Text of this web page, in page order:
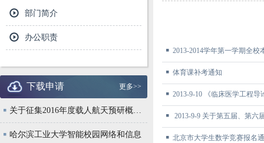
部门简介
办公职责
下载申请 更多>>
关于征集2016年度载人航天预研概念创新
哈尔滨工业大学智能校园网络和信息
2013-2014学年第一学期全校
体育课补考通知
2013-9-10 《临床医学工程
2013-9-9 关于第五届、第六
北京市大学生数学竞赛报名